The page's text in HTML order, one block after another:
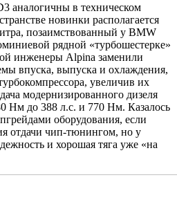
аналогичны в техническом
новинки располагается
позаимствованный у BMW
рядной «турбошестерке»
инженеры Alpina заменили
впуска, выпуска и охлаждения,
увеличив их
модернизированного дизеля
Нм до 388 л.с. и 770 Нм. Казалось
оборудования, если
отдачи чип-тюнингом, но у
и хорошая тяга уже «на